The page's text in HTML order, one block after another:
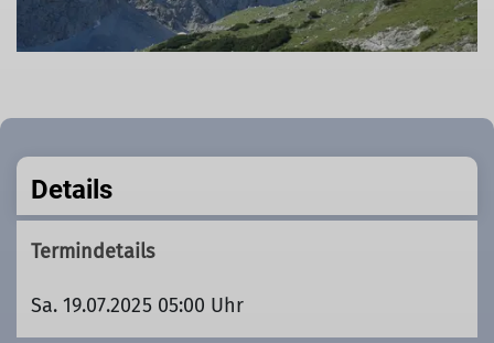
Details
Termindetails
Sa. 19.07.2025 05:00 Uhr